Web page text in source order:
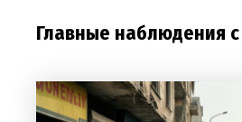
Главные наблюдения